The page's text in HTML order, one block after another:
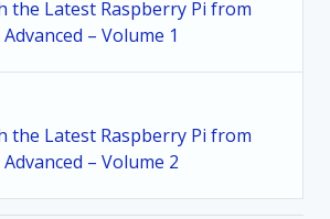
the Latest Raspberry Pi from
– Volume 1
the Latest Raspberry Pi from
– Volume 2